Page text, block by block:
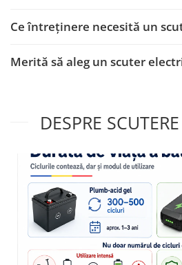
Ce întreținere necesită un
Merită să aleg un scuter
DESPRE